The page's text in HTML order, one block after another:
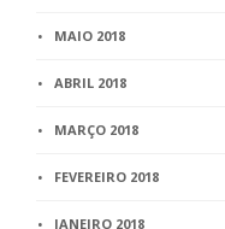
MAIO 2018
ABRIL 2018
MARÇO 2018
FEVEREIRO 2018
JANEIRO 2018